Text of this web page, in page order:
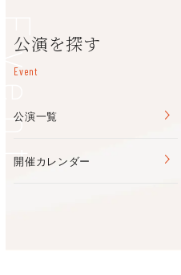
公演を探す
Event
公演一覧
開催カレンダー